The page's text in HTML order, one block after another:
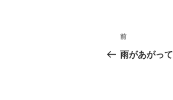
投
稿
前
の
前
雨があがって